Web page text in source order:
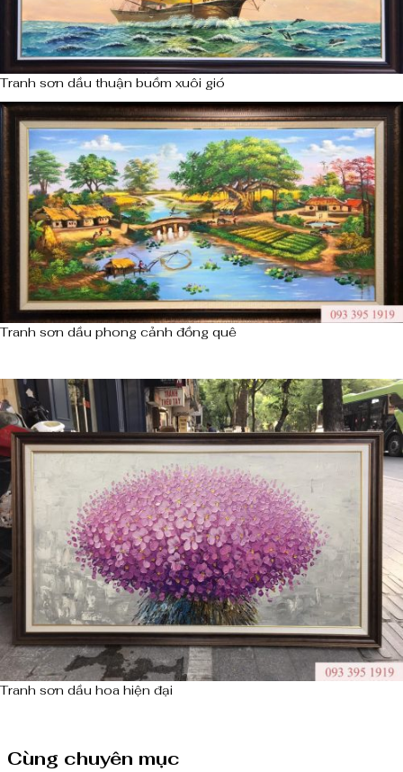
Tranh sơn dầu thuận buồm xuôi gió
Tranh sơn dầu phong cảnh đồng quê
Tranh sơn dầu hoa hiện đại
Cùng chuyên mục